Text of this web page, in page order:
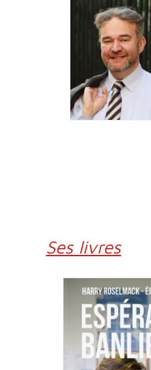
Ses livres